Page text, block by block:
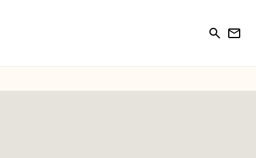
search newsletter